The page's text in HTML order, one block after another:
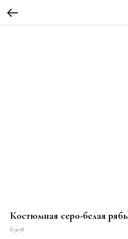
Костюмная серо-белая рябь
К9078